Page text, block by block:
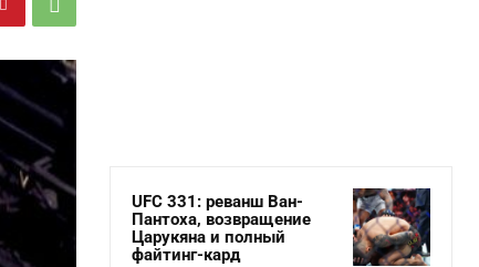
UFC 331: реванш Ван-
Пантоха, возвращение
Царукяна и полный
файтинг-кард